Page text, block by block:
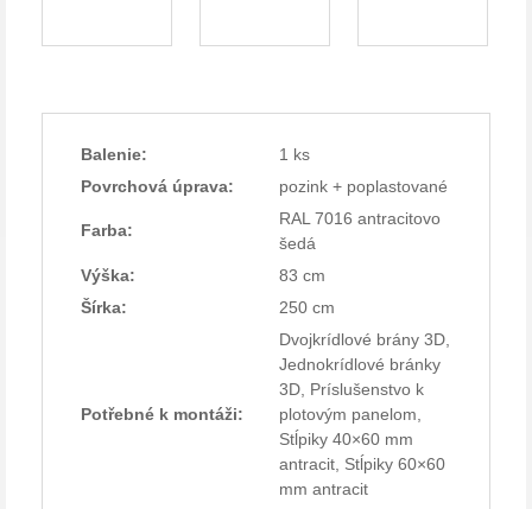
Balenie:
1 ks
Povrchová úprava:
pozink + poplastované
Farba:
RAL 7016 antracitovo
šedá
Výška:
83 cm
Šírka:
250 cm
Potřebné k montáži:
Dvojkrídlové brány 3D,
Jednokrídlové bránky
3D, Príslušenstvo k
plotovým panelom,
Stĺpiky 40×60 mm
antracit, Stĺpiky 60×60
mm antracit